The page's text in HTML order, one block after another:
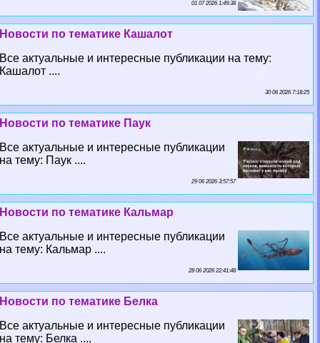
01 07 2026 1:49:38
Новости по тематике Кашалот
Все актуальные и интересные публикации на тему:
Кашалот ....
30 06 2026 7:18:25
Новости по тематике Паук
Все актуальные и интересные публикации
на тему: Паук ....
29 06 2026 3:57:57
Новости по тематике Кальмар
Все актуальные и интересные публикации
на тему: Кальмар ....
28 06 2026 22:41:48
Новости по тематике Белка
Все актуальные и интересные публикации
на тему: Белка ....